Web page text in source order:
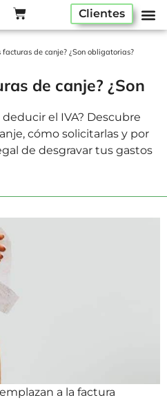
Clientes
facturas de canje? ¿Son obligatorias?
de canje? ¿Son
el IVA? Descubre
cómo solicitarlas y por
de desgravar tus gastos
a la factura